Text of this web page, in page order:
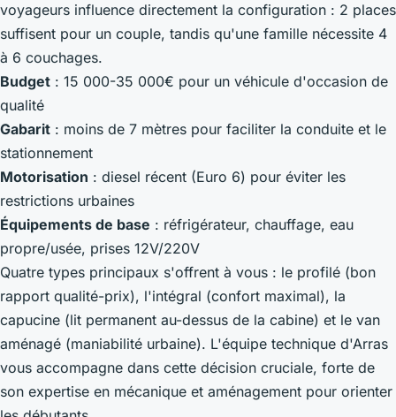
voyageurs influence directement la configuration : 2 places
suffisent pour un couple, tandis qu'une famille nécessite 4
à 6 couchages.
Budget : 15 000-35 000€ pour un véhicule d'occasion de
qualité
Gabarit : moins de 7 mètres pour faciliter la conduite et le
stationnement
Motorisation : diesel récent (Euro 6) pour éviter les
restrictions urbaines
Équipements de base : réfrigérateur, chauffage, eau
propre/usée, prises 12V/220V
Quatre types principaux s'offrent à vous : le profilé (bon
rapport qualité-prix), l'intégral (confort maximal), la
capucine (lit permanent au-dessus de la cabine) et le van
aménagé (maniabilité urbaine). L'équipe technique d'Arras
vous accompagne dans cette décision cruciale, forte de
son expertise en mécanique et aménagement pour orienter